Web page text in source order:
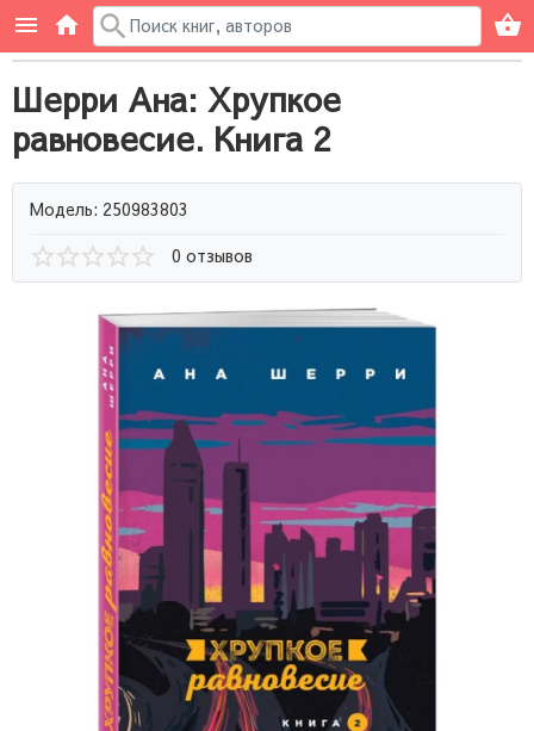
Шерри Ана: Хрупкое
равновесие. Книга 2
Модель: 250983803
0 отзывов